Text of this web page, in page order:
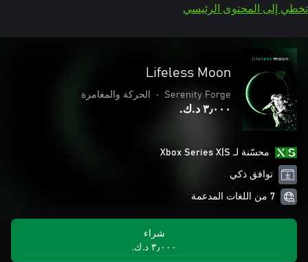
تخطي إلى المحتوى الرئيسي
Lifeless Moon
Serenity Forge
• الحركة والمغامرة
٣٫٠٠٠ د.ك.‏
محسّنة لـ Xbox Series X|S
توافق ذكي
7 من اللغات المدعمة
شراء
٣٫٠٠٠ د.ك.‏